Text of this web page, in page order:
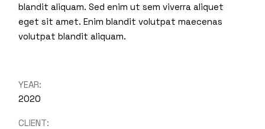
blandit aliquam. Sed enim ut sem viverra aliquet
eget sit amet. Enim blandit volutpat maecenas
volutpat blandit aliquam.
YEAR:
2020
CLIENT: